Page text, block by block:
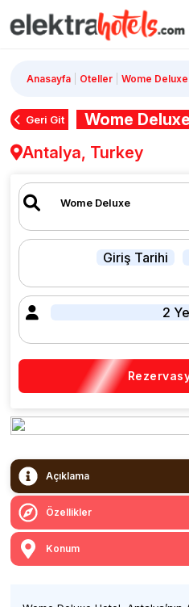
Anasayfa Oteller Wome Deluxe
Geri Git
Wome Deluxe
Antalya, Turkey
Giriş Tarihi
2
Açıklama
Özellikler
Konum